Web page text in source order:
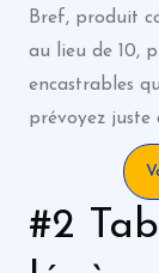
Bref, produit
au lieu de 10,
encastrables
prévoyez juste
#2